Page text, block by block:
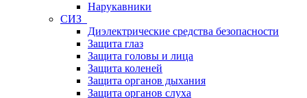
Нарукавники
СИЗ
Диэлектрические средства безопасности
Защита глаз
Защита головы и лица
Защита коленей
Защита органов дыхания
Защита органов слуха